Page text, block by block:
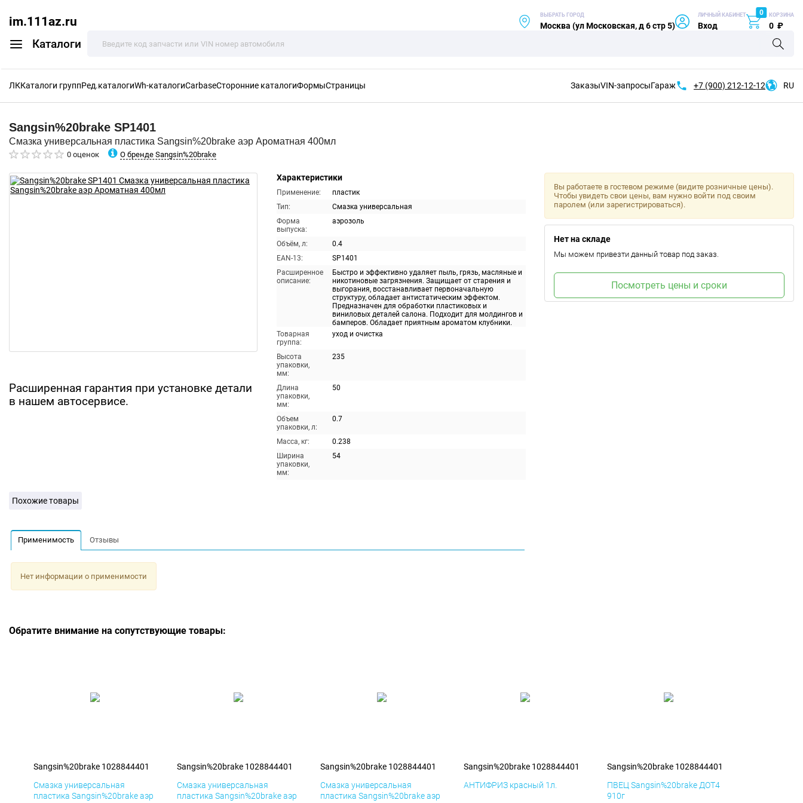
im.111az.ru
Каталоги
ВЫБРАТЬ ГОРОД
Москва (ул Московская, д 6 стр 5)
ЛИЧНЫЙ КАБИНЕТ
Вход
0 КОРЗИНА
0 ₽
ЛККаталоги группРед.каталогиWh-каталогиCarbaseСторонние каталогиФормыСтраницы ЗаказыVIN-запросыГараж +7 (900) 212-12-12 RU
Sangsin%20brake SP1401
Смазка универсальная пластика Sangsin%20brake аэр Ароматная 400мл
0 оценок О бренде Sangsin%20brake
Расширенная гарантия при установке детали
в нашем автосервисе.
Характеристики
Применение:
пластик
Тип:
Смазка универсальная
Форма
выпуска:
аэрозоль
Объём, л:
0.4
EAN-13:
SP1401
Расширенное
описание:
Быстро и эффективно удаляет пыль, грязь, масляные и
никотиновые загрязнения. Защищает от старения и
выгорания, восстанавливает первоначальную
структуру, обладает антистатическим эффектом.
Предназначен для обработки пластиковых и
виниловых деталей салона. Подходит для молдингов и
бамперов. Обладает приятным ароматом клубники.
Товарная
группа:
уход и очистка
Высота
упаковки,
мм:
235
Длина
упаковки,
мм:
50
Объем
упаковки, л:
0.7
Масса, кг:
0.238
Ширина
упаковки,
мм:
54
Вы работаете в гостевом режиме (видите розничные цены).
Чтобы увидеть свои цены, вам нужно войти под своим
паролем (или зарегистрироваться).
Нет на складе
Мы можем привезти данный товар под заказ.
Посмотреть цены и сроки
Похожие товары
Применимость Отзывы
Нет информации о применимости
Обратите внимание на сопутствующие товары:
Sangsin%20brake 1028844401
Смазка универсальная
пластика Sangsin%20brake аэр
Sangsin%20brake 1028844401
Смазка универсальная
пластика Sangsin%20brake аэр
Sangsin%20brake 1028844401
Смазка универсальная
пластика Sangsin%20brake аэр
Sangsin%20brake 1028844401
АНТИФРИЗ красный 1л.
Sangsin%20brake 1028844401
ПВЕЦ Sangsin%20brake ДОТ4
910г